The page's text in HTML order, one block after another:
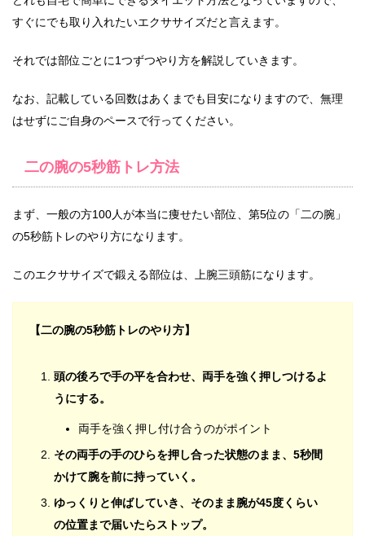
すぐにでも取り入れたいエクササイズだと言えます。
それでは部位ごとに1つずつやり方を解説していきます。
なお、記載している回数はあくまでも目安になりますので、無理
はせずにご自身のペースで行ってください。
二の腕の5秒筋トレ方法
まず、一般の方100人が本当に痩せたい部位、第5位の「二の腕」
の5秒筋トレのやり方になります。
このエクササイズで鍛える部位は、上腕三頭筋になります。
【二の腕の5秒筋トレのやり方】
頭の後ろで手の平を合わせ、両手を強く押しつけるよ
うにする。
両手を強く押し付け合うのがポイント
その両手の手のひらを押し合った状態のまま、5秒間
かけて腕を前に持っていく。
ゆっくりと伸ばしていき、そのまま腕が45度くらい
の位置まで届いたらストップ。